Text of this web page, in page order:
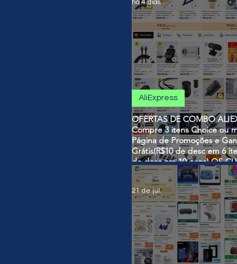
OFERTAS DE COMBO
Compre 3 itens Choice ou
Página de Promoções e
Grátis(R$10 de desc em 6
de desc em 10 itens) OS
SÃO VÁLIDOS NO COMBO
AliExpress
há 4 dias
21 de jul.